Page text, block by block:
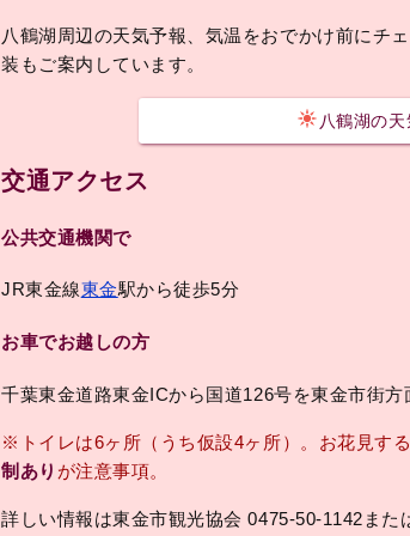
八鶴湖周辺の天気予報、気温をおでかけ前にチ
装もご案内しています。
八鶴湖の
交通アクセス
公共交通機関で
JR東金線東金駅から徒歩5分
お車でお越しの方
千葉東金道路東金ICから国道126号を東金市街方
※トイレは6ヶ所（うち仮設4ヶ所）。お花見す
制あり が注意事項。
詳しい情報は東金市観光協会 0475-50-1142また